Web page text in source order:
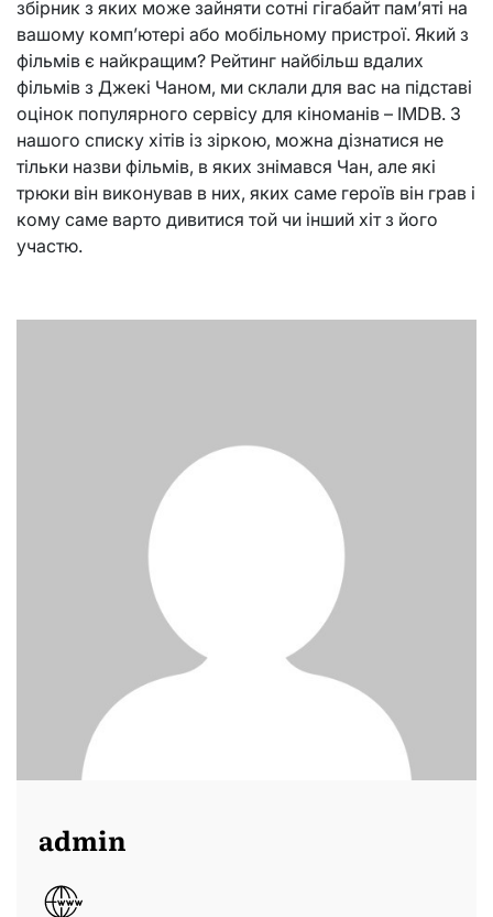
збірник з яких може зайняти сотні гігабайт пам’яті на
вашому комп’ютері або мобільному пристрої. Який з
фільмів є найкращим? Рейтинг найбільш вдалих
фільмів з Джекі Чаном, ми склали для вас на підставі
оцінок популярного сервісу для кіноманів – IMDB. З
нашого списку хітів із зіркою, можна дізнатися не
тільки назви фільмів, в яких знімався Чан, але які
трюки він виконував в них, яких саме героїв він грав і
кому саме варто дивитися той чи інший хіт з його
участю.
admin